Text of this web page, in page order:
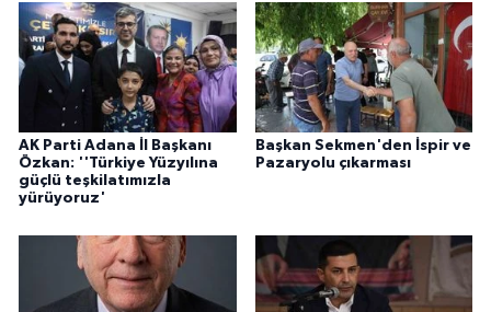
AK Parti Adana İl Başkanı
Özkan: ''Türkiye Yüzyılına
güçlü teşkilatımızla
yürüyoruz'
Başkan Sekmen'den İspir ve
Pazaryolu çıkarması